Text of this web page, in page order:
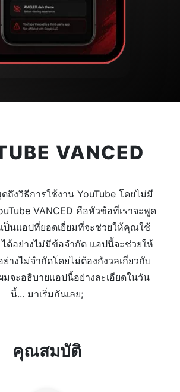
VANCED
ถึงวิธีการใช้งาน YouTube โดยไม่มี
VANCED คือหัวข้อที่เราจะพูด
ป็นแอปที่ยอดเยี่ยมที่จะช่วยให้คุณใช้
ได้อย่างไม่มีข้อจำกัด แอปนี้จะช่วยให้
างไม่จำกัดโดยไม่ต้องกังวลเกี่ยวกับ
มจะอธิบายแอปนี้อย่างละเอียดในวัน
นี้... มาเริ่มกันเลย;
คุณสมบัติ